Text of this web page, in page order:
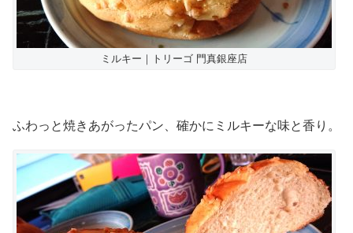
ミルキー｜トリーゴ 門真銀座店
ふわっと焼きあがったパン、確かにミルキーな味と香り。